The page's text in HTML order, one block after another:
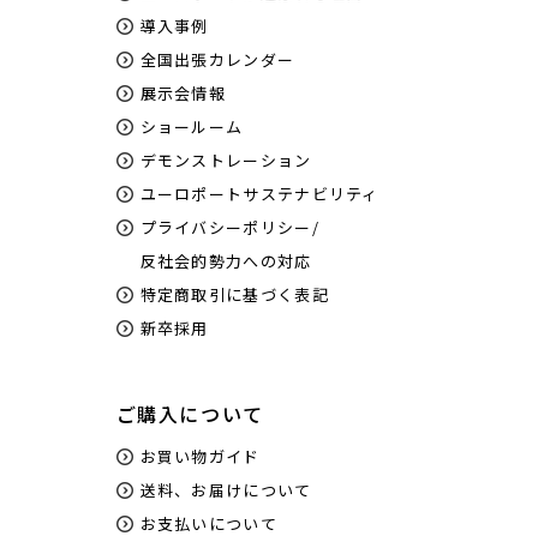
導入事例
全国出張カレンダー
展示会情報
ショールーム
デモンストレーション
ユーロポートサステナビリティ
プライバシーポリシー/
反社会的勢力への対応
特定商取引に基づく表記
新卒採用
ご購入について
お買い物ガイド
送料、お届けについて
お支払いについて